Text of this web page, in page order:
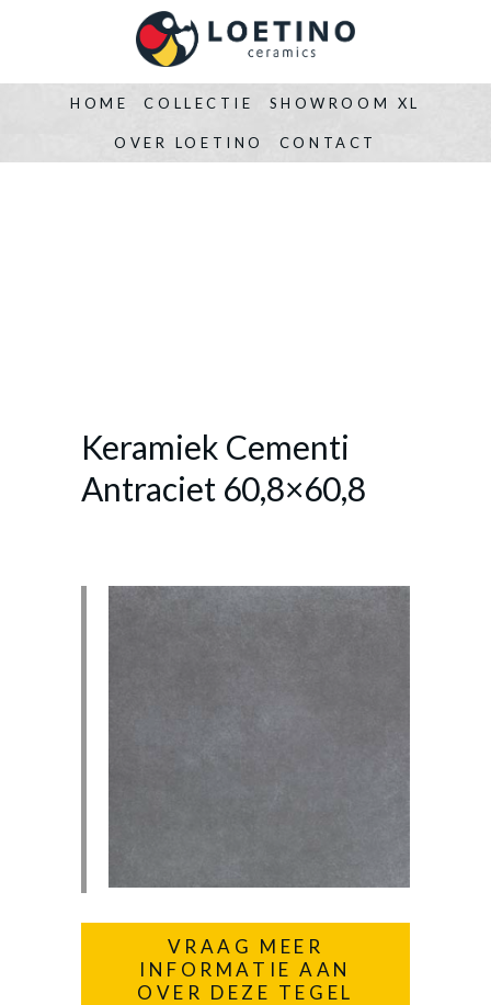
HOME COLLECTIE SHOWROOM XL
OVER LOETINO CONTACT
Keramiek Cementi
Antraciet 60,8×60,8
VRAAG MEER
INFORMATIE AAN
OVER DEZE TEGEL